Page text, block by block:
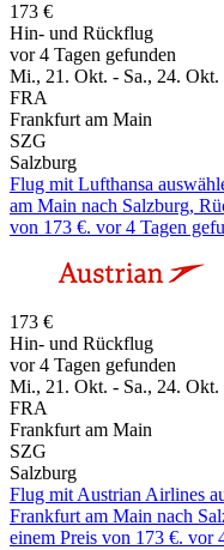
173 €
Hin- und Rückflug
vor 4 Tagen gefunden
Mi., 21. Okt. - Sa., 24. Okt.
FRA
Frankfurt am Main
SZG
Salzburg
Flug mit Lufthansa
am Main nach Salzburg,
von 173 €. vor 4 Tagen
173 €
Hin- und Rückflug
vor 4 Tagen gefunden
Mi., 21. Okt. - Sa., 24. Okt.
FRA
Frankfurt am Main
SZG
Salzburg
Flug mit Austrian Airlines
Frankfurt am Main nach
einem Preis von 173 €. vor